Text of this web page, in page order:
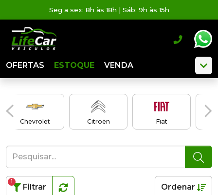
Seg a sex: 8h às 18h | Sáb: 9h às 15h
OFERTAS ESTOQUE VENDA
Chevrolet Citroën Fiat
Filtrar
1
Ordenar